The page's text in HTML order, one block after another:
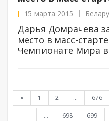
15 марта 2015
Дарья Домрачева
место в масс-
Чемпионате Мира
« 1 2 ... 676
... 698 699